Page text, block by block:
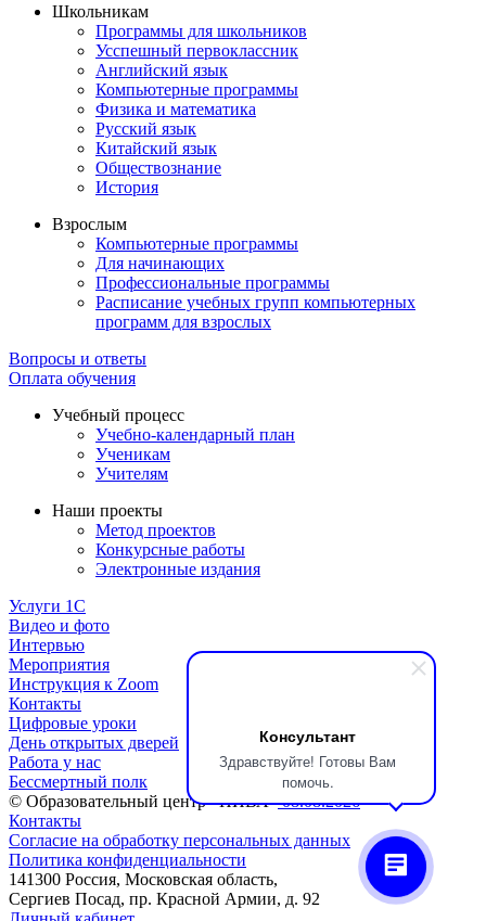
Консультант
Здравствуйте! Готовы Вам
помочь.
Школьникам
Программы для школьников
Усспешный первоклассник
Английский язык
Компьютерные программы
Физика и математика
Русский язык
Китайский язык
Обществознание
История
Взрослым
Компьютерные программы
Для начинающих
Профессиональные программы
Расписание учебных групп компьютерных
программ для взрослых
Вопросы и ответы
Оплата обучения
Учебный процесс
Учебно-календарный план
Ученикам
Учителям
Наши проекты
Метод проектов
Конкурсные работы
Электронные издания
Услуги 1C
Видео и фото
Интервью
Мероприятия
Инструкция к Zoom
Контакты
Цифровые уроки
День открытых дверей
Работа у нас
Бессмертный полк
© Образовательный центр «НИВА»08.08.2026
Контакты
Согласие на обработку персональных данных
Политика конфиденциальности
141300 Россия, Московская область,
Сергиев Посад, пр. Красной Армии, д. 92